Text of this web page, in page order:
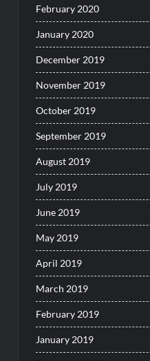
February 2020
January 2020
December 2019
November 2019
October 2019
September 2019
August 2019
July 2019
June 2019
May 2019
April 2019
March 2019
February 2019
January 2019